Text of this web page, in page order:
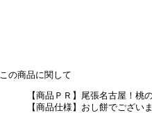
この商品に関して
【商品ＰＲ】尾張名古屋！桃
【商品仕様】おし餅でござい